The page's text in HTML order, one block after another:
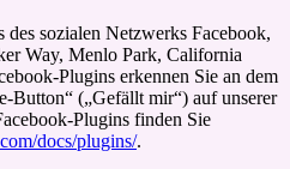
sozialen Netzwerks Facebook,
Way, Menlo Park, California
Plugins erkennen Sie an dem
Button“ („Gefällt mir“) auf unserer
Plugins finden Sie
docs/plugins/.